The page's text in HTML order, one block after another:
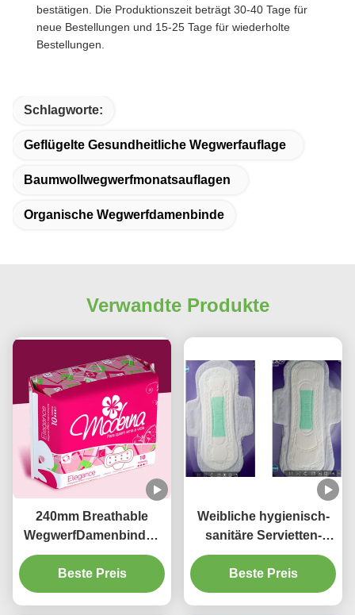
bestätigen. Die Produktionszeit beträgt 30-40 Tage für
neue Bestellungen und 15-25 Tage für wiederholte
Bestellungen.
Schlagworte:
Geflügelte Gesundheitliche Wegwerfauflage
Baumwollwegwerfmonatsauflagen
Organische Wegwerfdamenbinde
Verwandte Produkte
240mm Breathable
WegwerfDamenbinden
Daisy Perfume For Day
Use
Beste Preis
Weibliche hygienisch-
sanitäre Servietten-
natürliche
Baumwollwegwerfauflagen
für Zeiträume
Beste Preis